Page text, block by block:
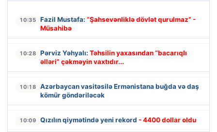
10:35 Fazil Mustafa: “Şahsevənliklə dövlət qurulmaz” -
Müsahibə
10:28 Pərviz Yəhyalı: Təhsilin yaxasından “bacarıqlı
əlləri” çəkməyin vaxtıdır...
10:18
Azərbaycan vasitəsilə Ermənistana buğda və daş
kömür göndəriləcək
10:09 Qızılın qiymətində yeni rekord - 4400 dollar oldu